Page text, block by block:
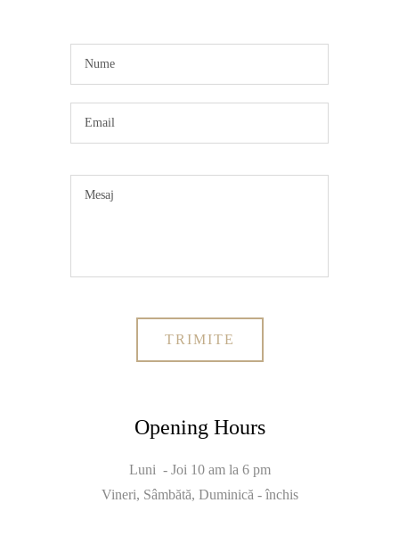
Opening Hours
Luni - Joi 10 am la 6 pm
Vineri, Sâmbătă, Duminică - închis